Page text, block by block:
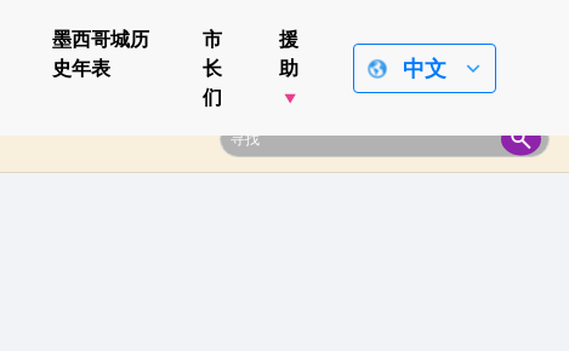
墨西哥城历
史年表
市
长
们
援
助
中文